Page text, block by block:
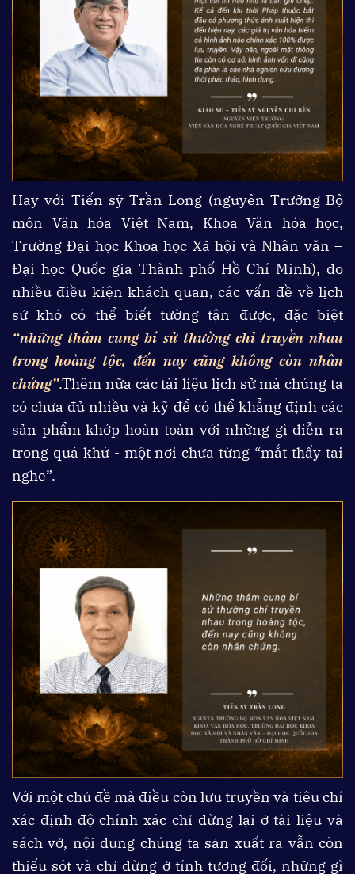
Hay với Tiến sỹ Trần Long (nguyên Trưởng Bộ
môn Văn hóa Việt Nam, Khoa Văn hóa học,
Trường Đại học Khoa học Xã hội và Nhân văn –
Đại học Quốc gia Thành phố Hồ Chí Minh), do
nhiều điều kiện khách quan, các vấn đề về lịch
sử khó có thể biết tường tận được, đặc biệt
“những thâm cung bí sử thường chỉ truyền nhau
trong hoàng tộc, đến nay cũng không còn nhân
chứng”.Thêm nữa các tài liệu lịch sử mà chúng ta
có chưa đủ nhiều và kỹ để có thể khẳng định các
sản phẩm khớp hoàn toàn với những gì diễn ra
trong quá khứ - một nơi chưa từng “mắt thấy tai
nghe”.
Với một chủ đề mà điều còn lưu truyền và tiêu chí
xác định độ chính xác chỉ dừng lại ở tài liệu và
sách vở, nội dung chúng ta sản xuất ra vẫn còn
thiếu sót và chỉ dừng ở tính tương đối, những gì